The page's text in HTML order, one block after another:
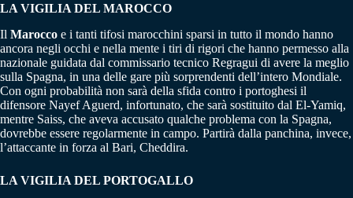
LA VIGILIA DEL MAROCCO
Il Marocco e i tanti tifosi marocchini sparsi in tutto il mondo hanno
ancora negli occhi e nella mente i tiri di rigori che hanno permesso alla
nazionale guidata dal commissario tecnico Regragui di avere la meglio
sulla Spagna, in una delle gare più sorprendenti dell’intero Mondiale.
Con ogni probabilità non sarà della sfida contro i portoghesi il
difensore Nayef Aguerd, infortunato, che sarà sostituito dal El-Yamiq,
mentre Saiss, che aveva accusato qualche problema con la Spagna,
dovrebbe essere regolarmente in campo. Partirà dalla panchina, invece,
l’attaccante in forza al Bari, Cheddira.
LA VIGILIA DEL PORTOGALLO